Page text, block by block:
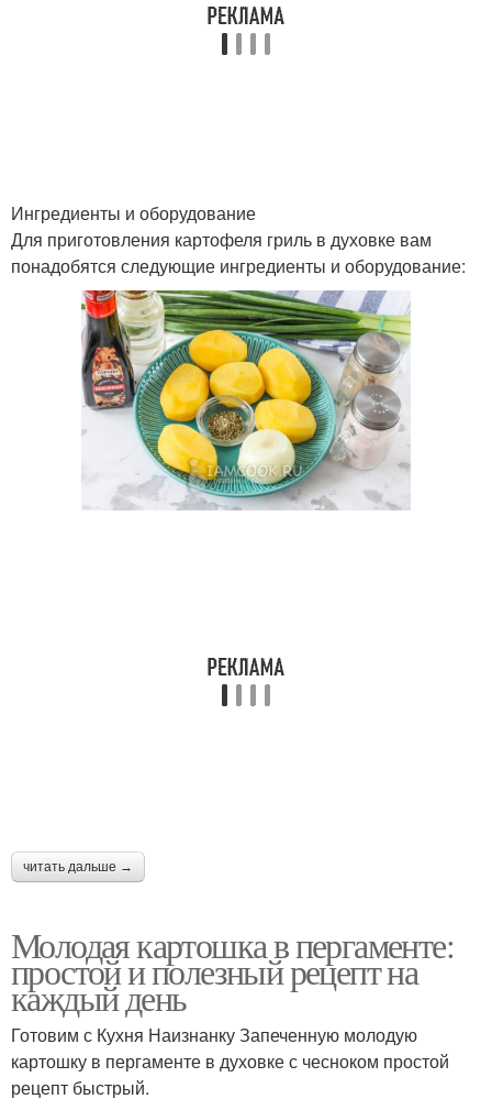
Картошки с сосисками Картофель с сыром
Запеченная картошка
Картошка в
мультиварке
Лепешки с картошкой
Сыр в духовке Картошка с фаршем
Ингредиенты и оборудование
Для приготовления картофеля гриль в духовке вам
понадобятся следующие ингредиенты и оборудование:
читать дальше →
Молодая картошка в пергаменте:
простой и полезный рецепт на
каждый день
Готовим с Кухня Наизнанку Запеченную молодую
картошку в пергаменте в духовке с чесноком простой
рецепт быстрый.